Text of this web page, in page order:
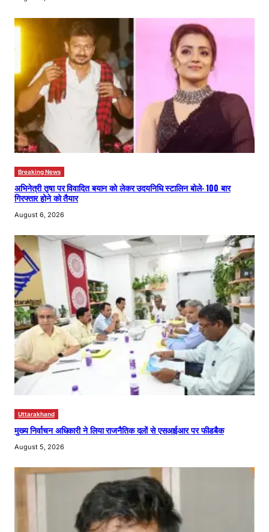
Breaking News
अभिनेत्री तृषा पर विवादित बयान को लेकर उदयनिधि स्टालिन बोले- 100 बार
गिरफ्तार होने को तैयार
August 6, 2026
Uttarakhand
मुख्य निर्वाचन अधिकारी ने लिया राजनैतिक दलों से एसआईआर पर फीडबैक
August 5, 2026